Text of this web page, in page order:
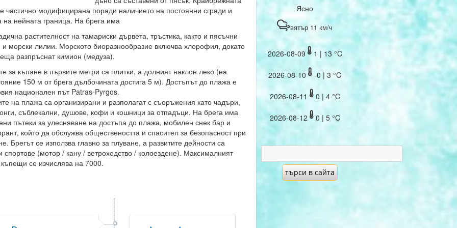
частично модифицирана поради наличието на постоянни сгради и
на нейната граница. На брега има
растителност на тамариски дървета, тръстика, както и пясъчни
морски лилии. Морското биоразнообразие включва хлорофил, докато
разпръснат кимион (медуза).
за къпане в първите метри са плитки, а долният наклон леко (на
150 м от брега дълбочината достига 5 м). Достъпът до плажа е
национален път Patras-Pyrgos.
на плажа са организирани и разполагат с съоръжения като чадъри,
съблекални, душове, кофи и кошници за отпадъци. На брега има
пътеки за улесняване на достъпа до плажа, мобилен снек бар и
който да обслужва обществеността и спасител за безопасност при
Брегът се използва главно за плуване, а развитите дейности са
спортове (мотор / кану / ветроходство / колоездене). Максималният
се изчислява на 7000.
Ясно
вятър 11 км/ч
2026-08-09 1 | 13 °C
2026-08-10 -0 | 3 °C
2026-08-11 0 | 4 °C
2026-08-12 0 | 5 °C